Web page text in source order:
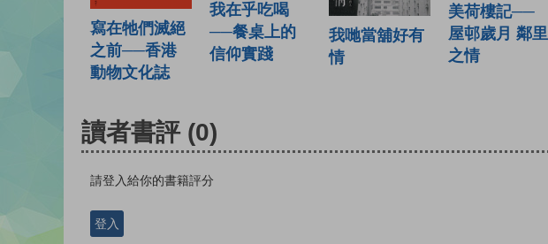
寫在牠們滅絕
之前──香港
動物文化誌
我在乎吃喝
──餐桌上的
信仰實踐
我哋當舖好有
情
美荷樓記──
屋邨歲月 鄰里
之情
讀者書評 (0)
請登入給你的書籍評分
登入